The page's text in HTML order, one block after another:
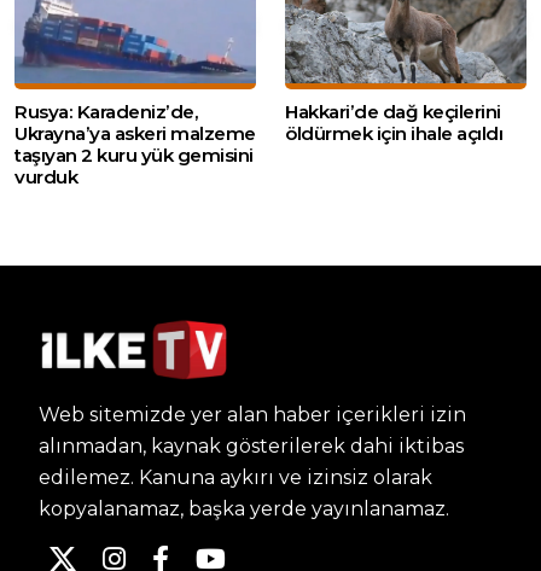
Rusya: Karadeniz’de,
Ukrayna’ya askeri malzeme
taşıyan 2 kuru yük gemisini
vurduk
Hakkari’de dağ keçilerini
öldürmek için ihale açıldı
Web sitemizde yer alan haber içerikleri izin
alınmadan, kaynak gösterilerek dahi iktibas
edilemez. Kanuna aykırı ve izinsiz olarak
kopyalanamaz, başka yerde yayınlanamaz.